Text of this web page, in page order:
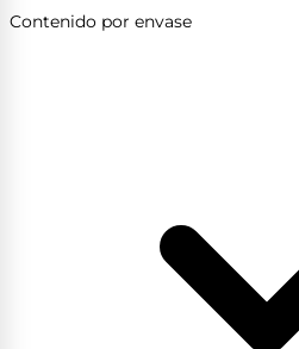
Contenido por envase